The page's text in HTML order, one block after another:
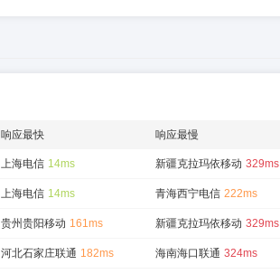
响应最快 响应最慢
上海电信 14ms 新疆克拉玛依移动 329ms
上海电信 14ms 青海西宁电信 222ms
贵州贵阳移动 161ms 新疆克拉玛依移动 329ms
河北石家庄联通 182ms 海南海口联通 324ms